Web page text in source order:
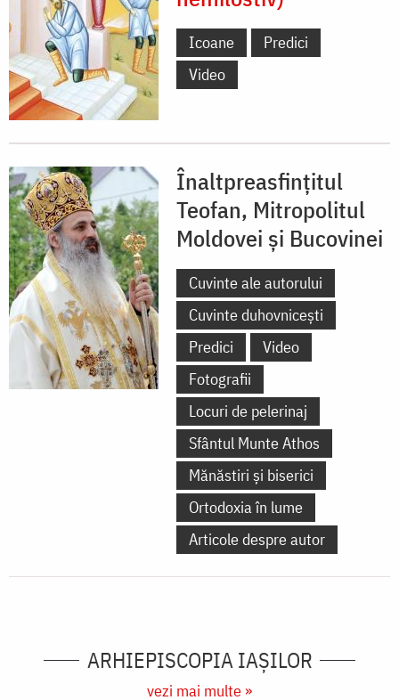
Icoane
Predici
Video
Înaltpreasfințitul
Teofan, Mitropolitul
Moldovei și Bucovinei
Cuvinte ale autorului
Cuvinte duhovnicești
Predici
Video
Fotografii
Locuri de pelerinaj
Sfântul Munte Athos
Mănăstiri și biserici
Ortodoxia în lume
Articole despre autor
ARHIEPISCOPIA IAŞILOR
vezi mai multe »